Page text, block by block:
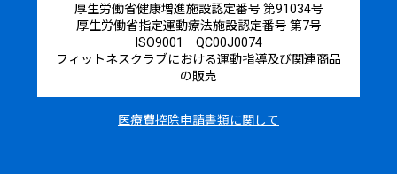
厚生労働省健康増進施設認定番号 第91034号
厚生労働省指定運動療法施設認定番号 第7号
ISO9001 QC00J0074
フィットネスクラブにおける運動指導及び関連商品
の販売
医療費控除申請書類に関して